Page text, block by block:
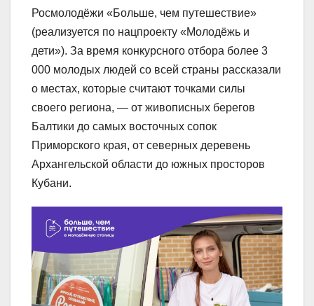
Росмолодёжи «Больше, чем путешествие»
(реализуется по нацпроекту «Молодёжь и
дети»). За время конкурсного отбора более 3
000 молодых людей со всей страны рассказали
о местах, которые считают точками силы
своего региона, — от живописных берегов
Балтики до самых восточных сопок
Приморского края, от северных деревень
Архангельской области до южных просторов
Кубани.